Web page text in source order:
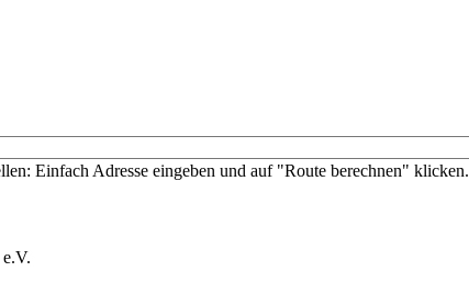
Einfach Adresse eingeben und auf "Route berechnen" klicken.